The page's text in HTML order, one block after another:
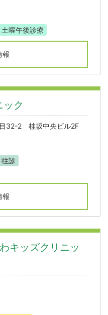
土曜午後診療
報
ック
32-2 桂坂中央ビル2F
往診
報
キッズクリニッ